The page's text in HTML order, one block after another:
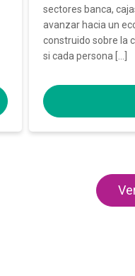
sectores banca,
avanzar hacia un
construido sobre la
si cada persona […]